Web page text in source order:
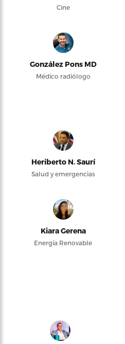
Cine
González Pons MD
Médico radiólogo
Heriberto N. Saurí
Salud y emergencias
Kiara Gerena
Energía Renovable